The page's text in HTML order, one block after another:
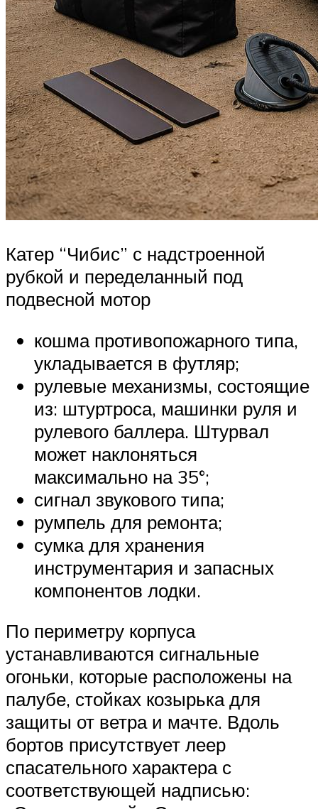
Катер “Чибис” с надстроенной
рубкой и переделанный под
подвесной мотор
кошма противопожарного типа,
укладывается в футляр;
рулевые механизмы, состоящие
из: штуртроса, машинки руля и
рулевого баллера. Штурвал
может наклоняться
максимально на 35°;
сигнал звукового типа;
румпель для ремонта;
сумка для хранения
инструментария и запасных
компонентов лодки.
По периметру корпуса
устанавливаются сигнальные
огоньки, которые расположены на
палубе, стойках козырька для
защиты от ветра и мачте. Вдоль
бортов присутствует леер
спасательного характера с
соответствующей надписью: